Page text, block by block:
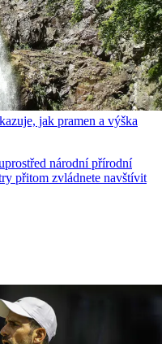
jak pramen a výška
národní přírodní
přitom zvládnete navštívit